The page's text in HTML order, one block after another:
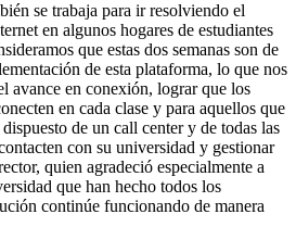
se trabaja para ir resolviendo el
en algunos hogares de estudiantes
que estas dos semanas son de
de esta plataforma, lo que nos
avance en conexión, lograr que los
en cada clase y para aquellos que
de un call center y de todas las
con su universidad y gestionar
quien agradeció especialmente a
que han hecho todos los
continúe funcionando de manera